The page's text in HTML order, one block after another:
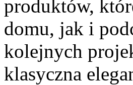
produktów,
domu, jak i
kolejnych
klasyczna